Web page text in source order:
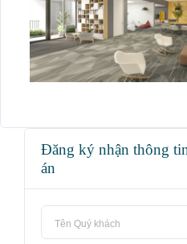
Đăng ký nhận thông
án